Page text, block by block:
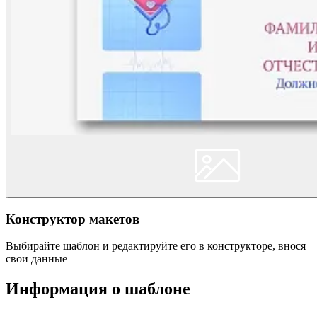
Конструктор макетов
Выбирайте шаблон и редактируйте его в конструкторе, внося
свои данные
Информация о шаблоне